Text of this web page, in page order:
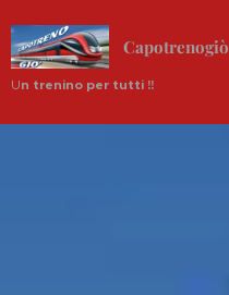
Capotrenogiò
Un trenino per tutti !!